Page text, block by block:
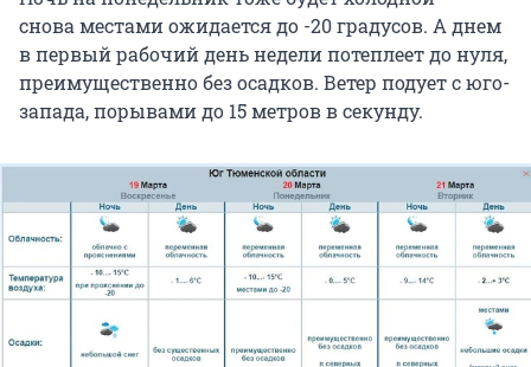
снова местами ожидается до -20 градусов. А днем
в первый рабочий день недели потеплеет до нуля,
преимущественно без осадков. Ветер подует с юго-
запада, порывами до 15 метров в секунду.